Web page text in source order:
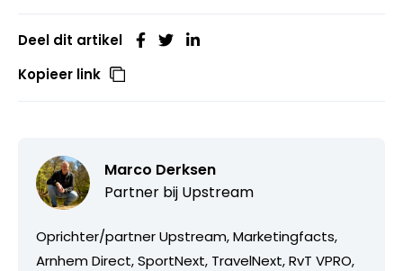
Deel dit artikel
Kopieer link
Marco Derksen
Partner bij Upstream
Oprichter/partner Upstream, Marketingfacts,
Arnhem Direct, SportNext, TravelNext, RvT VPRO,